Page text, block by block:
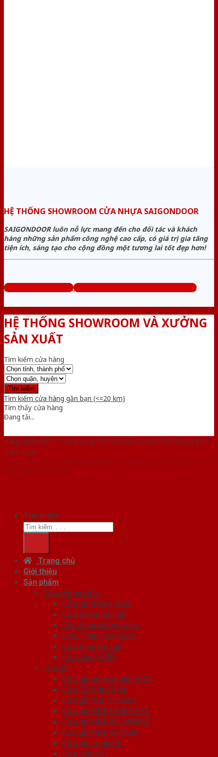
HỆ THỐNG SHOWROOM CỬA NHỰA SAIGONDOOR
SAIGONDOOR luôn nỗ lực mang đến cho đối tác và khách
hàng những sản phẩm công nghệ cao cấp, có giá trị gia tăng
tiện ích, sáng tạo cho cộng đồng một tương lai tốt đẹp hơn!
www.cuanhuago.com Tổng đài tư vấn miễn phí: 0824.400.400
HỆ THỐNG SHOWROOM VÀ XƯỞNG
SẢN XUẤT
Tìm kiếm cửa hàng
Tìm kiếm cửa hàng gần bạn (<=20 km)
Tìm thấy cửa hàng
Đang tải...
SaigonDoor™ - Hệ thống Showroom cửa nhựa hàng đầu
Việt Nam
Copyright ⓒ 2016 – 2026 SaigonDoor™ - www.bancuanhua.com | Đơn vị
chủ quản SaigonDoor
Tìm kiếm:
Trang chủ
Giới thiệu
Sản phẩm
Cửa chống cháy
Cửa gỗ chống cháy
Cửa nhôm vân gỗ
Cửa thép chống cháy
Cửa Thép Hàn Quốc
Cửa thép vân gỗ
Cửa vân gỗ 5D
Cửa gỗ
Cửa gỗ công nghiệp HDF
Cửa Gỗ Hàn Quốc
Cửa gỗ HDF VENEER
Cửa gỗ MDF LAMINATE
Cửa gỗ MDF MELAMINE
Cửa gỗ MDF VENEER
Cửa gỗ tự nhiên
Cửa vòm gỗ